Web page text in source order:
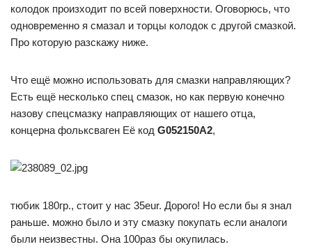
колодок произходит по всей поверхности. Оговорюсь, что
одновременно я смазал и торцы колодок с другой смазкой.
Про которую разскажу ниже.
Что ещё можно использовать для смазки направляющих?
Есть ещё несколько спец смазок, но как первую конечно
назову спецсмазку направляющих от нашего отца,
концерна фольксваген Её код G052150A2,
тюбик 180гр., стоит у нас 35eur. Дорого! Но если бы я знал
раньше. можно было и эту смазку покупать если аналоги
были неизвестны. Она 100раз бы окупилась.